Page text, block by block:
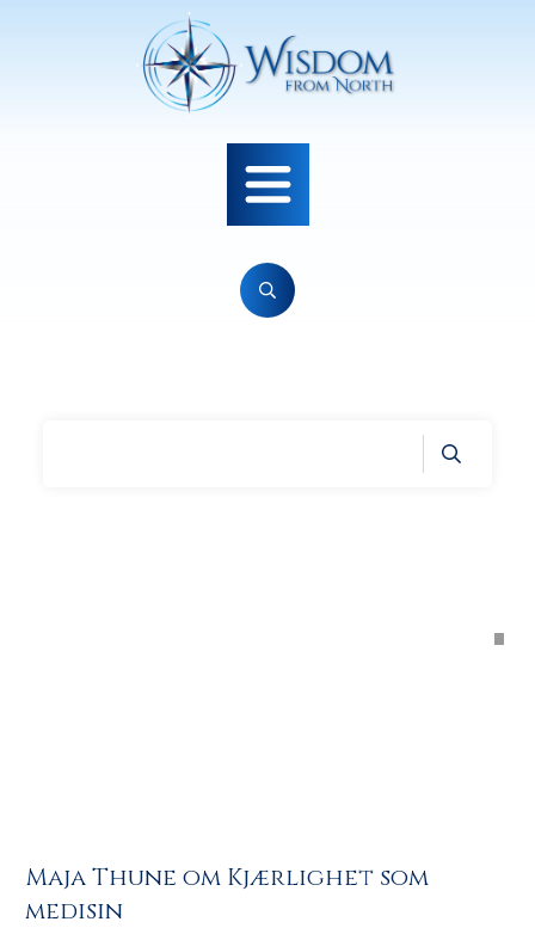
Maja Thune om Kjærlighet som
medisin